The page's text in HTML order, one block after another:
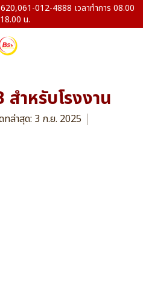
012-4888 เวลาทำการ 08.00
น.
ำหรับโรงงาน
ทล่าสุด: 3 ก.ย. 2025